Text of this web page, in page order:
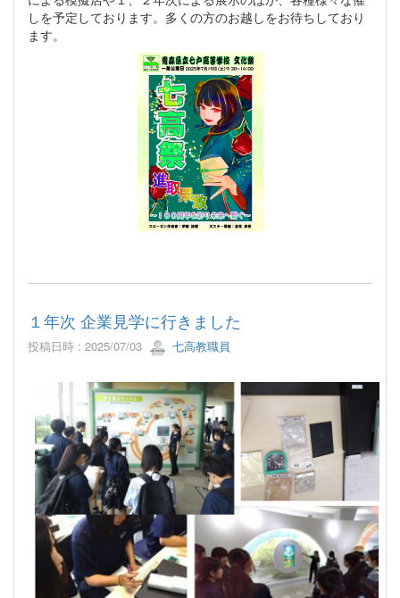
しを予定しております。多くの方のお越しをお待ちしており
ます。
１年次 企業見学に行きました
投稿日時 : 2025/07/03 七高教職員